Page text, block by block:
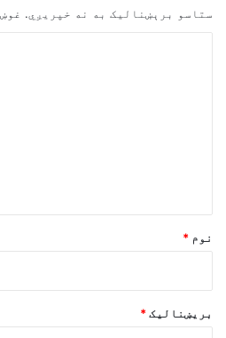
ستاسو برېښناليک به نه خپريږي.
نوم *
بریښنالیک *